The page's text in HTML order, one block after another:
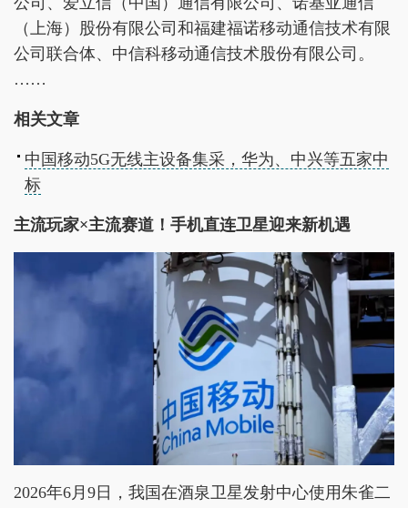
（上海）股份有限公司和福建福诺移动通信技术有限
公司联合体、中信科移动通信技术股份有限公司。
……
相关文章
中国移动5G无线主设备集采，华为、中兴等五家中
标
主流玩家×主流赛道！手机直连卫星迎来新机遇
2026年6月9日，我国在酒泉卫星发射中心使用朱雀二